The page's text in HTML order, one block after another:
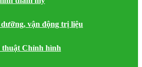
vận động trị liệu
thuật Chỉnh hình